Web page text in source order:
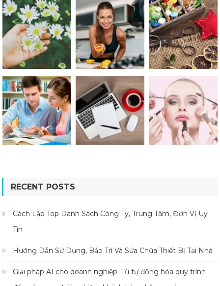
RECENT POSTS
Cách Lập Top Danh Sách Công Ty, Trung Tâm, Đơn Vị Uy
Tín
Hướng Dẫn Sử Dụng, Bảo Trì Và Sửa Chữa Thiết Bị Tại Nhà
Giải pháp AI cho doanh nghiệp: Từ tự động hóa quy trình